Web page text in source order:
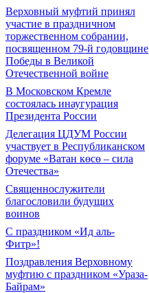
Верховный муфтий принял
участие в праздничном
торжественном собрании,
посвященном 79-й годовщине
Победы в Великой
Отечественной войне
В Московском Кремле
состоялась инаугурация
Президента России
Делегация ЦДУМ России
участвует в Республиканском
форуме «Ватан көсө – сила
Отечества»
Священнослужители
благословили будущих
воинов
С праздником «Ид аль-
Фитр»!
Поздравления Верховному
муфтию с праздником «Ураза-
Байрам»